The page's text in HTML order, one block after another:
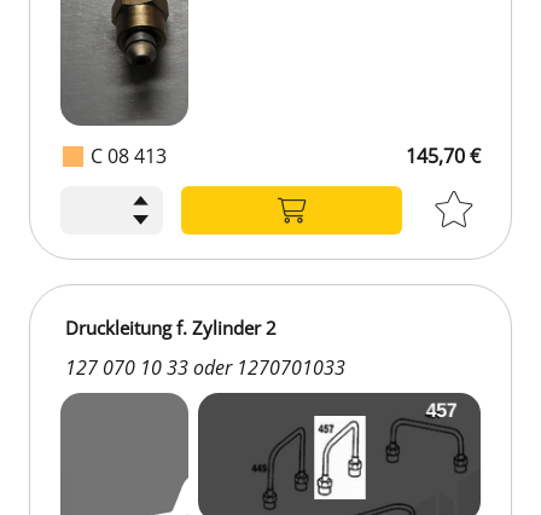
C 08 413 145,70 €
Druckleitung f. Zylinder 2
127 070 10 33 oder 1270701033